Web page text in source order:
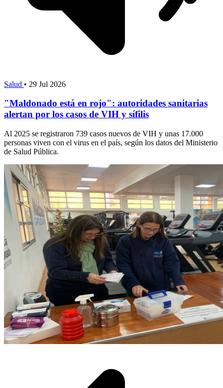
Salud • 29 Jul 2026
"Maldonado está en rojo": autoridades sanitarias
alertan por los casos de VIH y sífilis
Al 2025 se registraron 739 casos nuevos de VIH y unas 17.000
personas viven con el virus en el país, según los datos del Ministerio
de Salud Pública.